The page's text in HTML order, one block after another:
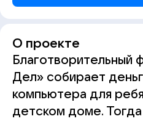
О проекте
Дел» собирает
компьютера для
детском доме. Тогда